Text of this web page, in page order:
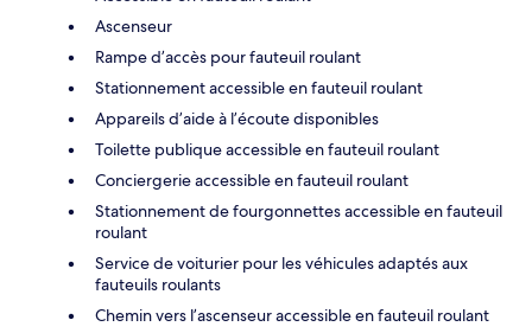
Ascenseur
Rampe d’accès pour fauteuil roulant
Stationnement accessible en fauteuil roulant
Appareils d’aide à l’écoute disponibles
Toilette publique accessible en fauteuil roulant
Conciergerie accessible en fauteuil roulant
Stationnement de fourgonnettes accessible en fauteuil
roulant
Service de voiturier pour les véhicules adaptés aux
fauteuils roulants
Chemin vers l’ascenseur accessible en fauteuil roulant